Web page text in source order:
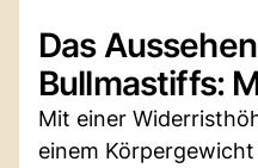
Das
Bullmastiffs:
Mit einer
einem